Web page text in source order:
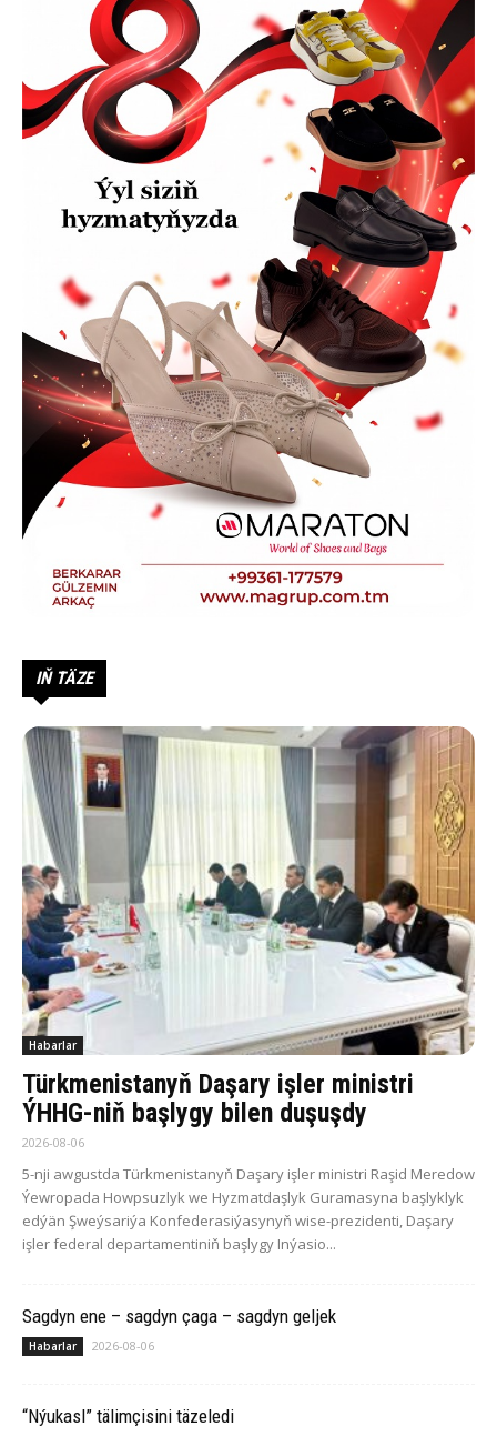
IŇ TÄZE
Habarlar
Türkmenistanyň Daşary işler ministri
ÝHHG-niň başlygy bilen duşuşdy
2026-08-06
5-nji awgustda Türkmenistanyň Daşary işler ministri Raşid Meredow
Ýewropada Howpsuzlyk we Hyzmatdaşlyk Guramasyna başlyklyk
edýän Şweýsariýa Konfederasiýasynyň wise-prezidenti, Daşary
işler federal departamentiniň başlygy Inýasio...
Sagdyn ene – sagdyn çaga – sagdyn geljek
Habarlar 2026-08-06
“Nýukasl” tälimçisini täzeledi